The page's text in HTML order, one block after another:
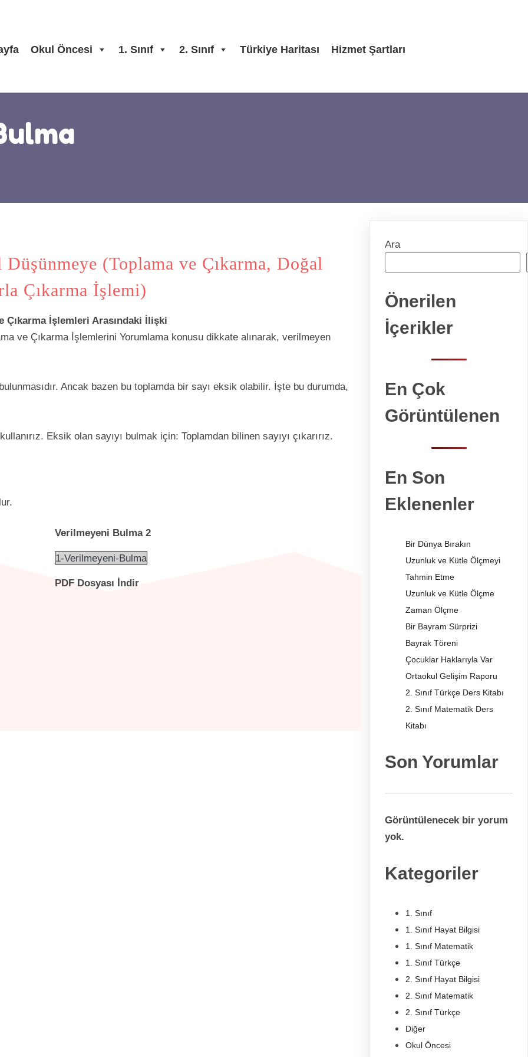
Okul Öncesi 1. Sınıf 2. Sınıf Türkiye Haritası Hizmet Şartları
(Toplama ve Çıkarma, Doğal
Çıkarma İşlemi)
Çıkarma İşlemleri Arasındaki İlişki
ve Çıkarma İşlemlerini Yorumlama konusu dikkate alınarak, verilmeyen
Ancak bazen bu toplamda bir sayı eksik olabilir. İşte bu durumda,
Eksik olan sayıyı bulmak için: Toplamdan bilinen sayıyı çıkarırız.
Verilmeyeni Bulma 2
1-Verilmeyeni-Bulma
PDF Dosyası İndir
Ara
Önerilen
İçerikler
En Çok
Görüntülenen
En Son
Eklenenler
Bir Dünya Bırakın
Uzunluk ve Kütle Ölçmeyi
Tahmin Etme
Uzunluk ve Kütle Ölçme
Zaman Ölçme
Bir Bayram Sürprizi
Bayrak Töreni
Çocuklar Haklarıyla Var
Ortaokul Gelişim Raporu
2. Sınıf Türkçe Ders Kitabı
2. Sınıf Matematik Ders
Kitabı
Son Yorumlar
Görüntülenecek bir yorum
yok.
Kategoriler
1. Sınıf
1. Sınıf Hayat Bilgisi
1. Sınıf Matematik
1. Sınıf Türkçe
2. Sınıf Hayat Bilgisi
2. Sınıf Matematik
2. Sınıf Türkçe
Diğer
Okul Öncesi